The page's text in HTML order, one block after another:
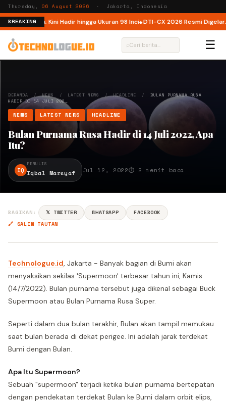
Thursday,06 August 2026 · Jakarta, Indonesia
BREAKING
Indonesia, Kini Hadir hingga Ukuran 98 Inci DTI-CX 2026 Resmi Digelar,
⌕ ☰
BERANDA /NEWS / LATEST NEWS /HEADLINE /BULAN PURNAMA RUSA
HADIR DI 14 JULI 202…
NEWS LATEST NEWS HEADLINE
Bulan Purnama Rusa Hadir di 14 Juli 2022, Apa
Itu?
IQ
PENULIS
Iqbal Marsyaf Jul 12, 2022⏱ 2 menit baca
BAGIKAN: 𝕏 TWITTER WHATSAPP
FACEBOOK
🔗 SALIN TAUTAN
Technologue.id, Jakarta - Banyak bagian di Bumi akan
menyaksikan sekilas 'Supermoon' terbesar tahun ini, Kamis
(14/7/2022). Bulan purnama tersebut juga dikenal sebagai Buck
Supermoon atau Bulan Purnama Rusa Super.
Seperti dalam dua bulan terakhir, Bulan akan tampil memukau
saat bulan berada di dekat perigee. Ini adalah jarak terdekat
Bumi dengan Bulan.
Apa Itu Supermoon?
Sebuah "supermoon" terjadi ketika bulan purnama bertepatan
dengan pendekatan terdekat Bulan ke Bumi dalam orbit elips,